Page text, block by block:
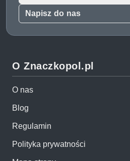
Napisz do nas
O Znaczkopol.pl
O nas
Blog
Regulamin
Polityka prywatności